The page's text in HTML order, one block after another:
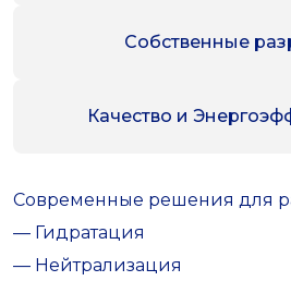
Собственные
Качество и
Современные решения для
— Гидратация
— Нейтрализация